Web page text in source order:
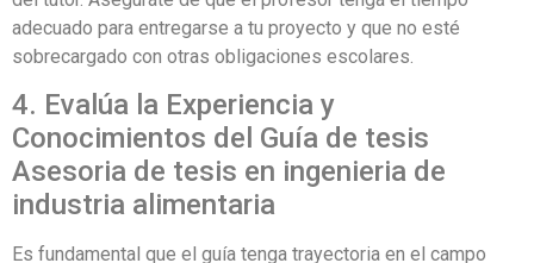
adecuado para entregarse a tu proyecto y que no esté
sobrecargado con otras obligaciones escolares.
4. Evalúa la Experiencia y
Conocimientos del Guía de tesis
Asesoria de tesis en ingenieria de
industria alimentaria
Es fundamental que el guía tenga trayectoria en el campo